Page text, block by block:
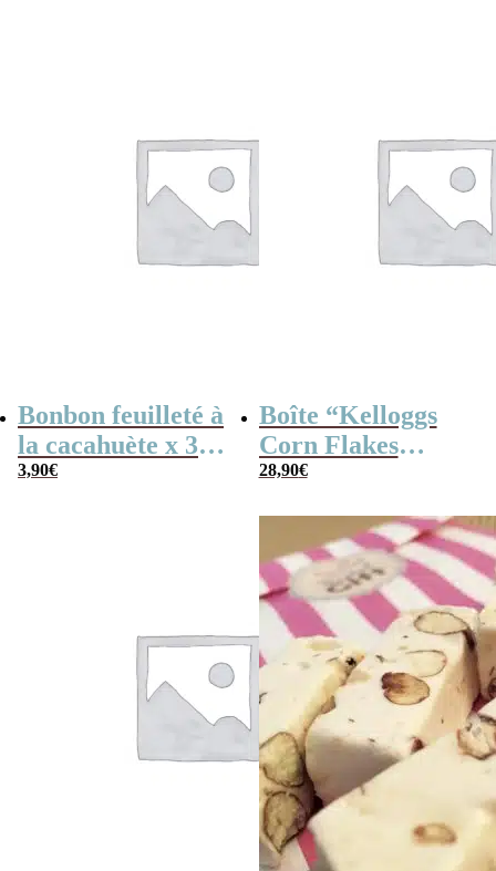
Bonbon feuilleté à
la cacahuète x 30
(170g) – Fabriqué
3,90€
Boîte “Kelloggs
Corn Flakes
Original” remplie
années 60
28,90€